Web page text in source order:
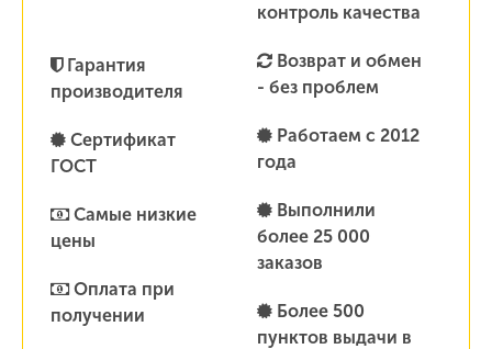
Гарантия
производителя
Сертификат
ГОСТ
Самые низкие
цены
Оплата при
получении
контроль качества
Возврат и обмен
- без проблем
Работаем с 2012
года
Выполнили
более 25 000
заказов
Более 500
пунктов выдачи в